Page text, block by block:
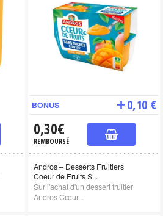
BONUS 0,10 €
0,30€
REMBOURSÉ
Andros – Desserts Fruitiers
Coeur de Fruits S...
Sur l'achat d'un dessert fruitier
Andros Cœur...